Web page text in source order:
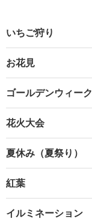
いちご狩り
お花見
ゴールデンウィーク
花火大会
夏休み（夏祭り）
紅葉
イルミネーション